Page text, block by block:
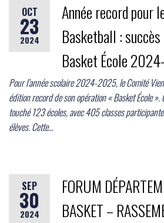
OCT
23
2024
Année record pour
Basketball : succès
Basket École
Pour l’année scolaire 2024-2025, le Comité
édition record de son opération « Basket École ».
touché 123 écoles, avec 405 classes
élèves. Cette…
SEP
30
2024
FORUM
BASKET –